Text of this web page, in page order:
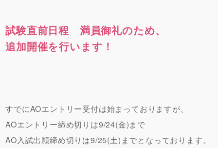
試験直前日程 満員御礼のため、
追加開催を行います！
すでにAOエントリー受付は始まっておりますが、
AOエントリー締め切りは9/24(金)まで
AO入試出願締め切りは9/25(土)までとなっております。